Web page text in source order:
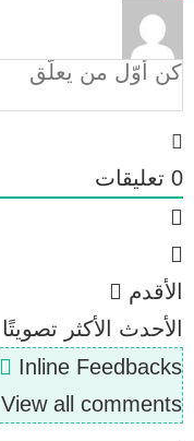
0 تعليقات
الأقدم
الأحدث
الأكثر تصويتًا
Inline Feedbacks
View all comments